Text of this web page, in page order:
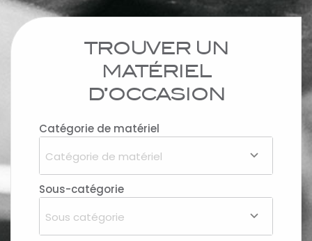
TROUVER UN
MATÉRIEL
D’OCCASION
Catégorie de matériel
Catégorie de matériel
Sous-catégorie
Sous catégorie